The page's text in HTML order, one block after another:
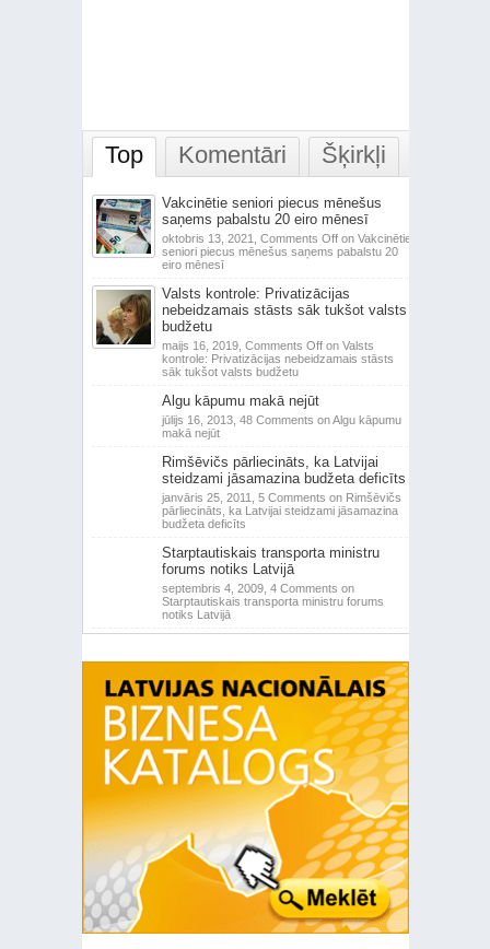
Top Komentāri Šķirkļi
Vakcinētie seniori piecus mēnešus
saņems pabalstu 20 eiro mēnesī
oktobris 13, 2021, Comments Offon Vakcinētie
seniori piecus mēnešus saņems pabalstu 20
eiro mēnesī
Valsts kontrole: Privatizācijas
nebeidzamais stāsts sāk tukšot valsts
budžetu
maijs 16, 2019, Comments Offon Valsts
kontrole: Privatizācijas nebeidzamais stāsts
sāk tukšot valsts budžetu
Algu kāpumu makā nejūt
jūlijs 16, 2013, 48 Comments on Algu kāpumu
makā nejūt
Rimšēvičs pārliecināts, ka Latvijai
steidzami jāsamazina budžeta deficīts
janvāris 25, 2011, 5 Comments on Rimšēvičs
pārliecināts, ka Latvijai steidzami jāsamazina
budžeta deficīts
Starptautiskais transporta ministru
forums notiks Latvijā
septembris 4, 2009, 4 Comments on
Starptautiskais transporta ministru forums
notiks Latvijā